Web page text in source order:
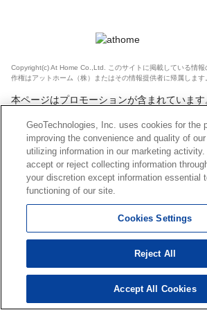
Copyright(c) At Home Co.,Ltd. このサイトに掲載している情
作権はアットホーム（株）またはその情報提供者に帰属します
本ページはプロモーションが含まれています
GeoTechnologies, Inc. uses cookies for the
improving the convenience and quality of
utilizing information in our marketing activity.
accept or reject collecting information
your discretion except information essential
functioning of our site.
Cookies Settings
Reject All
Accept All Cookies